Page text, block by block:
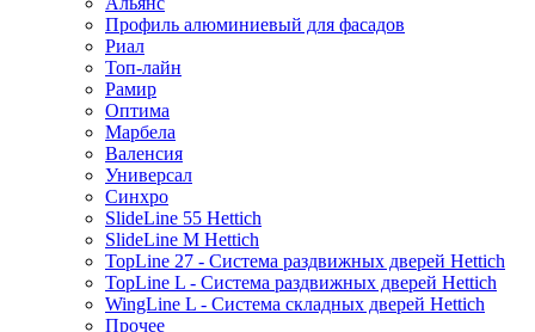
Профиль алюминиевый для фасадов
Риал
Топ-лайн
Рамир
Оптима
Марбела
Валенсия
Универсал
Синхро
SlideLine 55 Hettich
SlideLine M Hettich
TopLine 27 - Система раздвижных дверей Hettich
TopLine L - Система раздвижных дверей Hettich
WingLine L - Система складных дверей Hettich
Прочее